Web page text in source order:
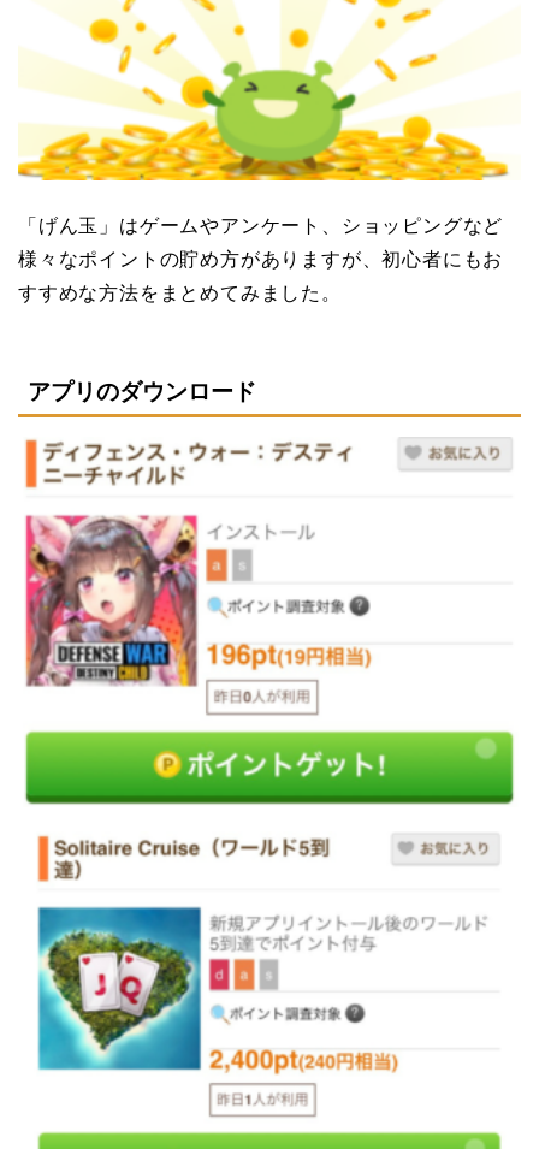
「げん玉」はゲームやアンケート、ショッピングなど
様々なポイントの貯め方がありますが、初心者にもお
すすめな方法をまとめてみました。
アプリのダウンロード